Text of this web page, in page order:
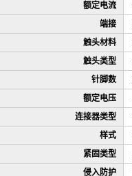
额定电流
端接
触头材料
触头类型
针脚数
额定电压
连接器类型
样式
紧固类型
侵入防护